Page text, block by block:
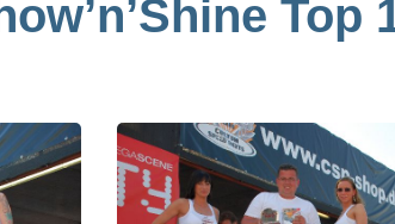
Top